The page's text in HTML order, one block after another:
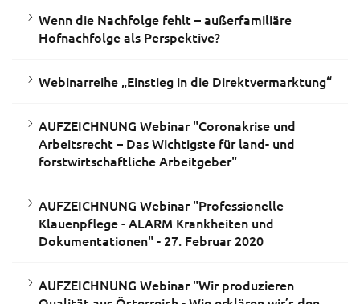
Wenn die Nachfolge fehlt – außerfamiliäre
Hofnachfolge als Perspektive?
Webinarreihe „Einstieg in die Direktvermarktung“
AUFZEICHNUNG Webinar "Coronakrise und
Arbeitsrecht – Das Wichtigste für land- und
forstwirtschaftliche Arbeitgeber"
AUFZEICHNUNG Webinar "Professionelle
Klauenpflege - ALARM Krankheiten und
Dokumentationen" - 27. Februar 2020
AUFZEICHNUNG Webinar "Wir produzieren